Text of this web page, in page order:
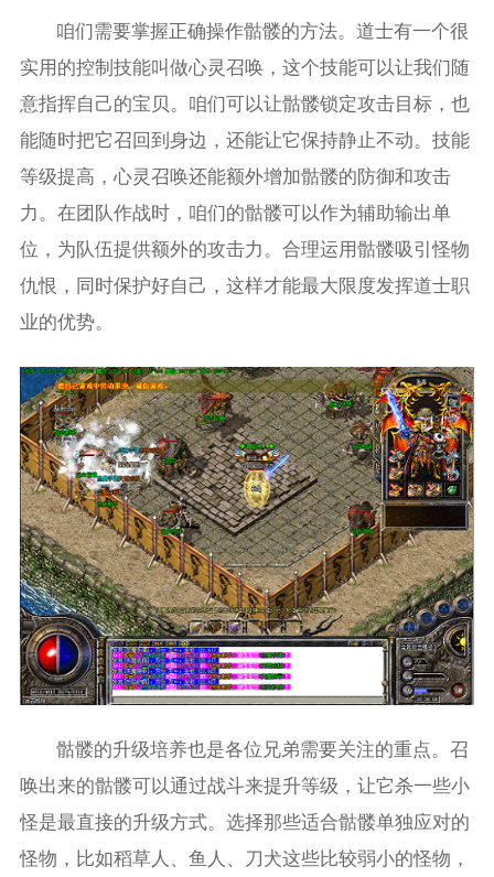
咱们需要掌握正确操作骷髅的方法。道士有一个很
实用的控制技能叫做心灵召唤，这个技能可以让我们随
意指挥自己的宝贝。咱们可以让骷髅锁定攻击目标，也
能随时把它召回到身边，还能让它保持静止不动。技能
等级提高，心灵召唤还能额外增加骷髅的防御和攻击
力。在团队作战时，咱们的骷髅可以作为辅助输出单
位，为队伍提供额外的攻击力。合理运用骷髅吸引怪物
仇恨，同时保护好自己，这样才能最大限度发挥道士职
业的优势。
骷髅的升级培养也是各位兄弟需要关注的重点。召
唤出来的骷髅可以通过战斗来提升等级，让它杀一些小
怪是最直接的升级方式。选择那些适合骷髅单独应对的
怪物，比如稻草人、鱼人、刀犬这些比较弱小的怪物，